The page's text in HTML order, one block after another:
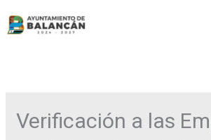
Verificación a las